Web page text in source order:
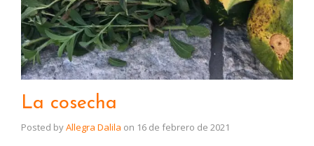
La cosecha
Posted byAllegra Dalila on 16 de febrero de 2021